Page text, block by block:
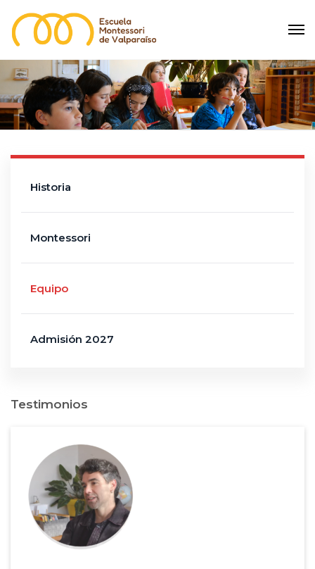
Historia
Montessori
Equipo
Admisión 2027
Testimonios